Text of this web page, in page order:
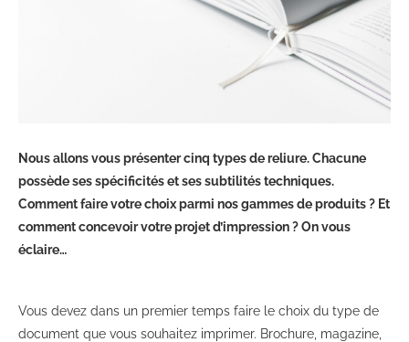
Nous allons vous présenter cinq types de reliure. Chacune
possède ses spécificités et ses subtilités techniques.
Comment faire votre choix parmi nos gammes de produits ? Et
comment concevoir votre projet d’impression ? On vous
éclaire…
Vous devez dans un premier temps faire le choix du type de
document que vous souhaitez imprimer. Brochure, magazine,